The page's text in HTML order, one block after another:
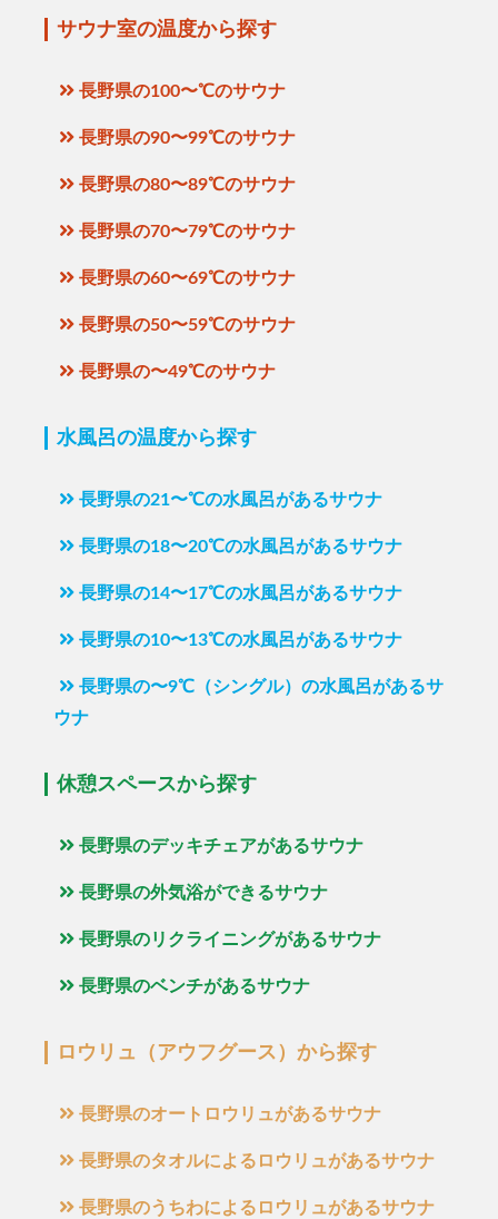
サウナ室の温度から探す
長野県の100〜℃のサウナ
長野県の90〜99℃のサウナ
長野県の80〜89℃のサウナ
長野県の70〜79℃のサウナ
長野県の60〜69℃のサウナ
長野県の50〜59℃のサウナ
長野県の〜49℃のサウナ
水風呂の温度から探す
長野県の21〜℃の水風呂があるサウナ
長野県の18〜20℃の水風呂があるサウナ
長野県の14〜17℃の水風呂があるサウナ
長野県の10〜13℃の水風呂があるサウナ
長野県の〜9℃（シングル）の水風呂があるサ
ウナ
休憩スペースから探す
長野県のデッキチェアがあるサウナ
長野県の外気浴ができるサウナ
長野県のリクライニングがあるサウナ
長野県のベンチがあるサウナ
ロウリュ（アウフグース）から探す
長野県のオートロウリュがあるサウナ
長野県のタオルによるロウリュがあるサウナ
長野県のうちわによるロウリュがあるサウナ